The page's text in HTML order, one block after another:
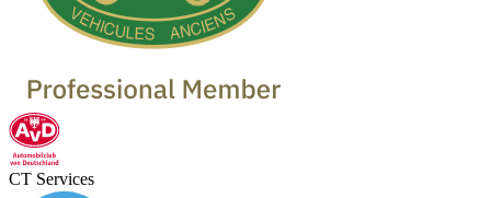
CT Services